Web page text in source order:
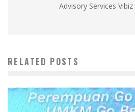
Advisory Services
RELATED POSTS